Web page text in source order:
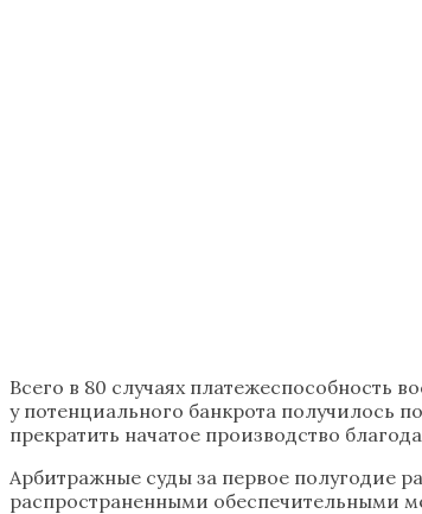
Всего в 80 случаях платежеспособность
у потенциального банкрота получилось
прекратить начатое производство
Арбитражные суды за первое полугодие
распространенными обеспечительными